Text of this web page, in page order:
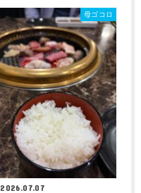
母ゴコロ
2026.07.07